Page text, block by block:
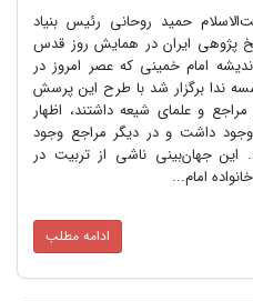
حمید روحانی رئیس بنیاد
پژوهی ایران در همایش روز قدس
امام خمینی که عصر امروز در
ندا برگزار شد با طرح این پرسش
و علمای شیعه داشتند، اظهار
داشت و در دیگر مراجع وجود
جهان‌بینی ناشی از تربیت در
امام...
ادامه مطلب